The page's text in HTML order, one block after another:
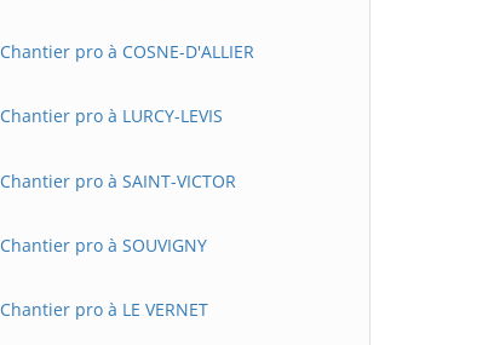
Chantier pro à COSNE-D'ALLIER
Chantier pro à LURCY-LEVIS
Chantier pro à SAINT-VICTOR
Chantier pro à SOUVIGNY
Chantier pro à LE VERNET